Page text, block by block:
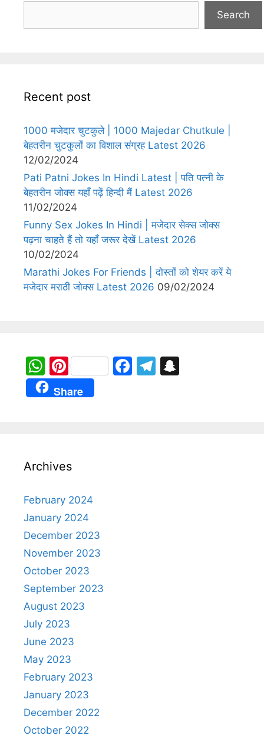
Search
Recent post
1000 मजेदार चुटकुले | 1000 Majedar Chutkule |
बेहतरीन चुटकुलों का विशाल संग्रह Latest 2026
12/02/2024
Pati Patni Jokes In Hindi Latest | पति पत्नी के
बेहतरीन जोक्स यहाँ पढ़ें हिन्दी मैं Latest 2026
11/02/2024
Funny Sex Jokes In Hindi | मजेदार सेक्स जोक्स
पढ़ना चाहते हैं तो यहाँ जरूर देखें Latest 2026
10/02/2024
Marathi Jokes For Friends | दोस्तों को शेयर करें ये
मजेदार मराठी जोक्स Latest 2026 09/02/2024
W
h
at
p
Pi
nt
er
F
T
Share
Archives
February 2024
January 2024
December 2023
November 2023
October 2023
September 2023
August 2023
July 2023
June 2023
May 2023
February 2023
January 2023
December 2022
October 2022